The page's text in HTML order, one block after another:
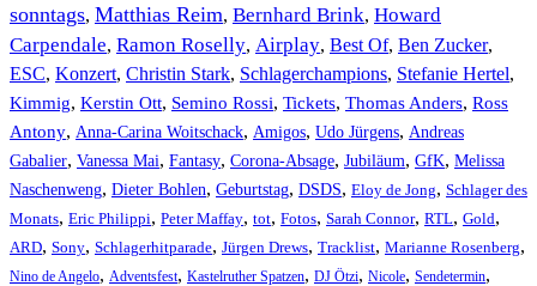
sonntags, Matthias Reim, Bernhard Brink, Howard
Carpendale, Ramon Roselly, Airplay, Best Of, Ben Zucker,
ESC, Konzert, Christin Stark, Schlagerchampions, Stefanie Hertel,
Kimmig, Kerstin Ott, Semino Rossi, Tickets, Thomas Anders, Ross
Antony, Anna-Carina Woitschack, Amigos, Udo Jürgens, Andreas
Gabalier, Vanessa Mai, Fantasy, Corona-Absage, Jubiläum, GfK, Melissa
Naschenweng, Dieter Bohlen, Geburtstag, DSDS, Eloy de Jong, Schlager des
Monats, Eric Philippi, Peter Maffay, tot, Fotos, Sarah Connor, RTL, Gold,
ARD, Sony, Schlagerhitparade, Jürgen Drews, Tracklist, Marianne Rosenberg,
Nino de Angelo, Adventsfest, Kastelruther Spatzen, DJ Ötzi, Nicole, Sendetermin,